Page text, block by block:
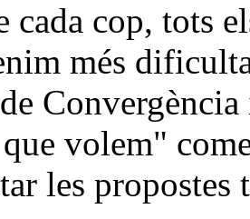
cada cop, tots
més
volem"
les propostes